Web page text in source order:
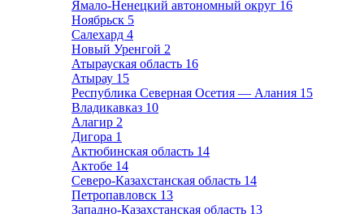
Ямало-Ненецкий автономный округ 16
Ноябрьск 5
Салехард 4
Новый Уренгой 2
Атырауская область 16
Атырау 15
Республика Северная Осетия — Алания 15
Владикавказ 10
Алагир 2
Дигора 1
Актюбинская область 14
Актобе 14
Северо-Казахстанская область 14
Петропавловск 13
Западно-Казахстанская область 13